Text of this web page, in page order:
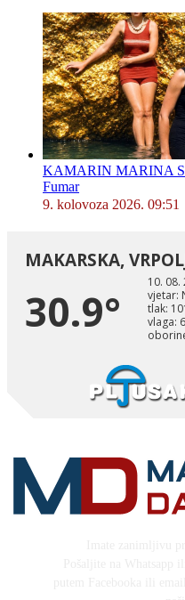
KAMARIN MARINA
Fumar
9. kolovoza 2026. 09:51